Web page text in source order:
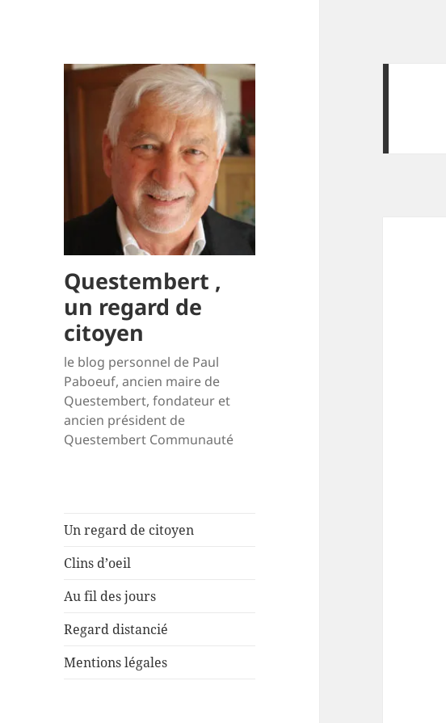
Questembert ,
un regard de
citoyen
le blog personnel de Paul
Paboeuf, ancien maire de
Questembert, fondateur et
ancien président de
Questembert Communauté
Un regard de citoyen
Clins d’oeil
Au fil des jours
Regard distancié
Mentions légales